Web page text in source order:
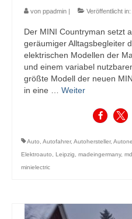
von ppadmin Veröffentlicht in:
Der MINI Countryman setzt
geräumiger Alltagsbegleiter
elektrischen Modellen der
und einem variabel
größte Modell der neuen
in eine … Weiter
Auto, Autofahrer, Autohersteller,
Elektroauto, Leipzig, madeingermany,
minielectric